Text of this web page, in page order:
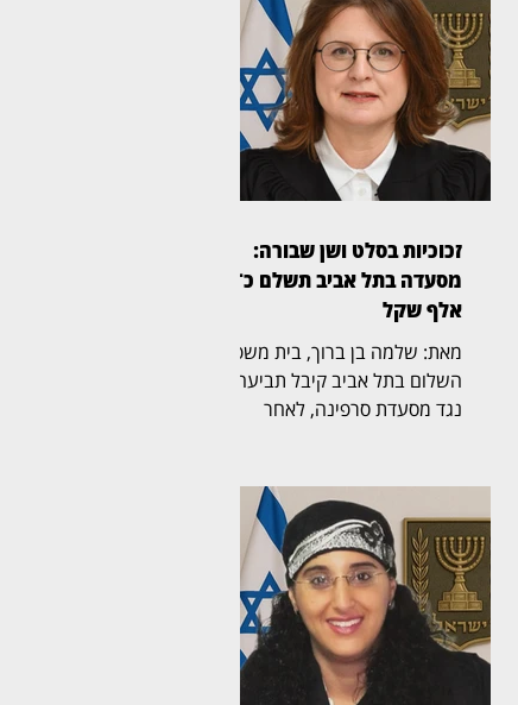
זכוכיות בסלט ושן שבורה:
אלף שקל
מאת: שלמה בן ברוך, בית משפט
השלום בתל אביב קיבל תביעה
נגד מסעדת סרפינה, לאחר
את אחת משיניו. השופטת חני
ברוך אלון (בצילום) קבעה כי
המסעדה התרשלה וכי הוכח קשר
בין שברי הזכוכית במנה לבין הנזק
שנגרם לשן. התביעה נולדה
כאשר התובע הגיע עם בתו
למסעדת סרפינה והזמין "סלט